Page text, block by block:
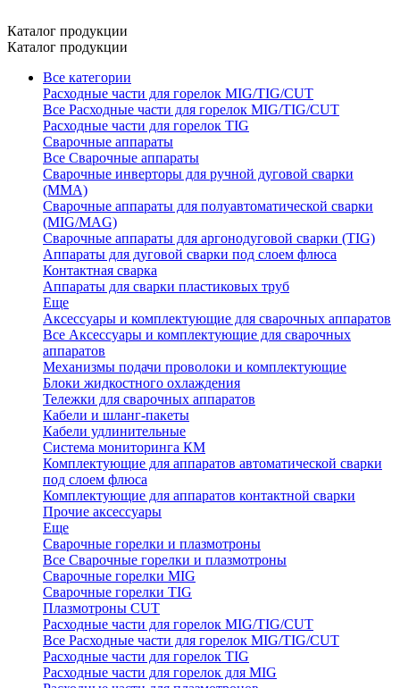
Каталог продукции
Каталог продукции
Все категории
Расходные части для горелок MIG/TIG/CUT
Все Расходные части для горелок MIG/TIG/CUT
Расходные части для горелок TIG
Сварочные аппараты
Все Сварочные аппараты
Сварочные инверторы для ручной дуговой сварки
(MMA)
Сварочные аппараты для полуавтоматической сварки
(MIG/MAG)
Сварочные аппараты для аргонодуговой сварки (TIG)
Аппараты для дуговой сварки под слоем флюса
Контактная сварка
Аппараты для сварки пластиковых труб
Еще
Аксессуары и комплектующие для сварочных аппаратов
Все Аксессуары и комплектующие для сварочных
аппаратов
Механизмы подачи проволоки и комплектующие
Блоки жидкостного охлаждения
Тележки для сварочных аппаратов
Кабели и шланг-пакеты
Кабели удлинительные
Система мониторинга КМ
Комплектующие для аппаратов автоматической сварки
под слоем флюса
Комплектующие для аппаратов контактной сварки
Прочие аксессуары
Еще
Сварочные горелки и плазмотроны
Все Сварочные горелки и плазмотроны
Сварочные горелки MIG
Сварочные горелки TIG
Плазмотроны CUT
Расходные части для горелок MIG/TIG/CUT
Все Расходные части для горелок MIG/TIG/CUT
Расходные части для горелок TIG
Расходные части для горелок для MIG